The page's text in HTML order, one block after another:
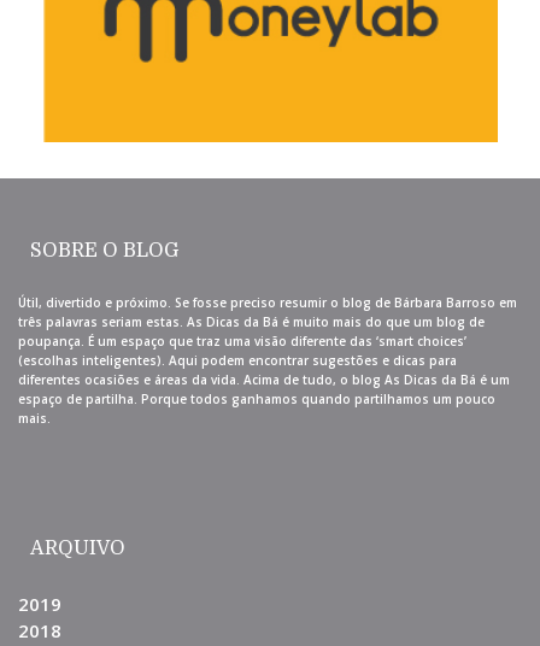
SOBRE O BLOG
Útil, divertido e próximo. Se fosse preciso resumir o blog de Bárbara Barroso em
três palavras seriam estas. As Dicas da Bá é muito mais do que um blog de
poupança. É um espaço que traz uma visão diferente das ‘smart choices’
(escolhas inteligentes). Aqui podem encontrar sugestões e dicas para
diferentes ocasiões e áreas da vida. Acima de tudo, o blog As Dicas da Bá é um
espaço de partilha. Porque todos ganhamos quando partilhamos um pouco
mais.
ARQUIVO
2019
2018